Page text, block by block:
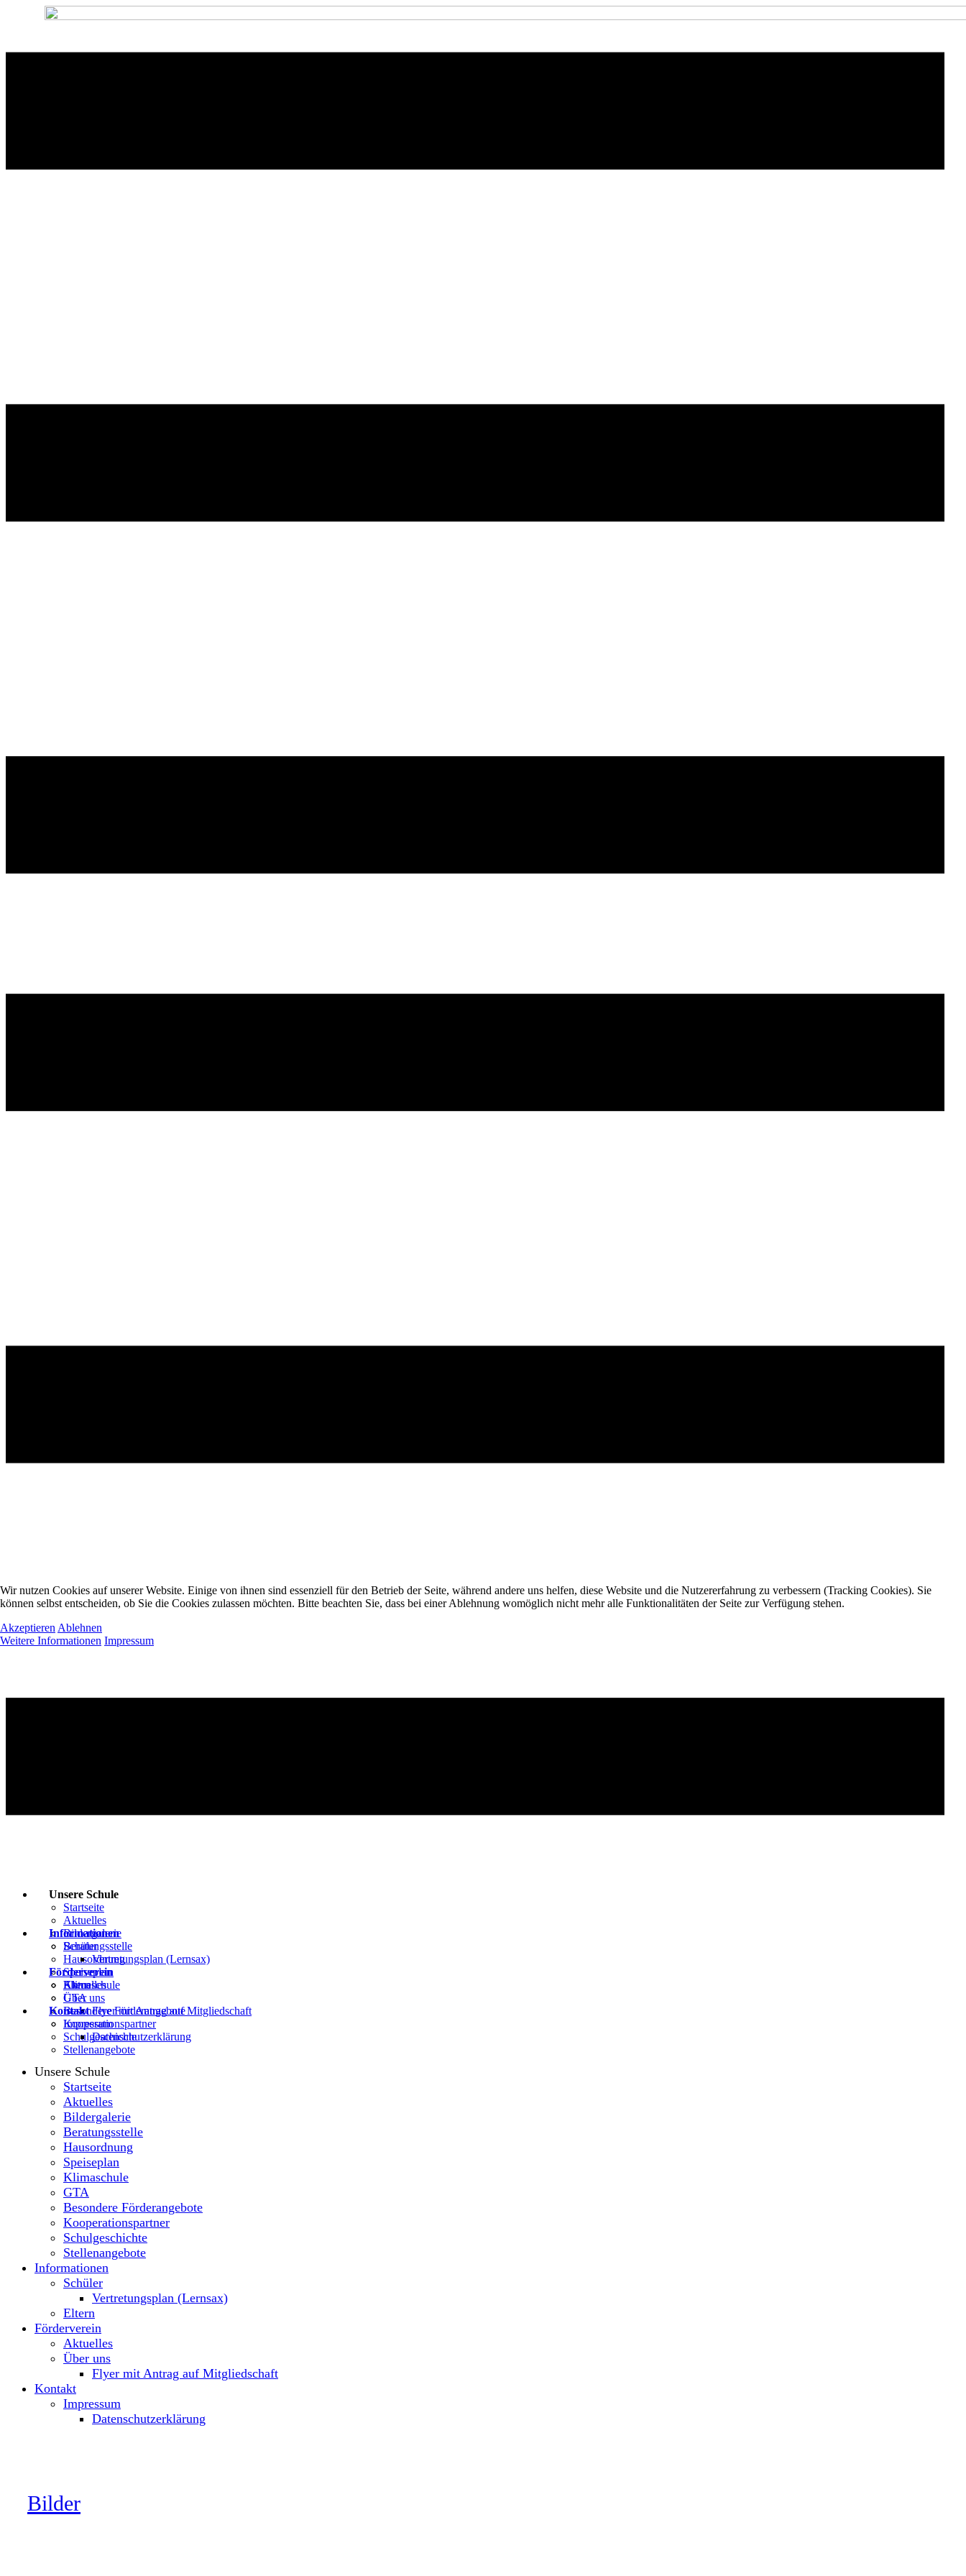
Unsere Schule
Startseite
Aktuelles
Bildergalerie
Beratungsstelle
Hausordnung
Speiseplan
Klimaschule
GTA
Besondere Förderangebote
Kooperationspartner
Schulgeschichte
Stellenangebote
Informationen
Schüler
Vertretungsplan (Lernsax)
Eltern
Förderverein
Aktuelles
Über uns
Flyer mit Antrag auf Mitgliedschaft
Kontakt
Impressum
Datenschutzerklärung
Unsere Schule
Startseite
Aktuelles
Bildergalerie
Beratungsstelle
Hausordnung
Speiseplan
Klimaschule
GTA
Besondere Förderangebote
Kooperationspartner
Schulgeschichte
Stellenangebote
Informationen
Schüler
Vertretungsplan (Lernsax)
Eltern
Förderverein
Aktuelles
Über uns
Flyer mit Antrag auf Mitgliedschaft
Kontakt
Impressum
Datenschutzerklärung
Bilder
Wir nutzen Cookies auf unserer Website. Einige von ihnen sind essenziell für den Betrieb der Seite, während andere uns helfen, diese Website und die Nutzererfahrung zu verbessern (Tracking Cookies). Sie
können selbst entscheiden, ob Sie die Cookies zulassen möchten. Bitte beachten Sie, dass bei einer Ablehnung womöglich nicht mehr alle Funktionalitäten der Seite zur Verfügung stehen.
Akzeptieren Ablehnen
Weitere Informationen Impressum